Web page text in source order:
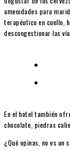
amenidades para
terapéutico en cuello,
descongestionar las
En el hotel también
chocolate, piedras
¿Qué opinas, no es un